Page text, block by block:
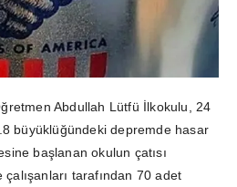
Abdullah Lütfü İlkokulu, 24
büyüklüğündeki depremde hasar
başlanan okulun çatısı
tarafından 70 adet